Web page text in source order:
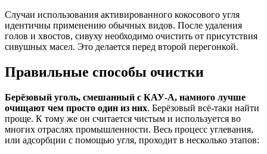
Случаи использования активированного кокосового угля
идентичны применению обычных видов. После удаления
голов и хвостов, сивуху необходимо очистить от присутствия
сивушных масел. Это делается перед второй перегонкой.
Правильные способы очистки
Берёзовый уголь, смешанный с КАУ-А, намного лучше
очищают чем просто один из них. Берёзовый всё-таки найти
проще. К тому же он считается чистым и используется во
многих отраслях промышленности. Весь процесс углевания,
или адсорбции с помощью угля, проходит в несколько этапов: